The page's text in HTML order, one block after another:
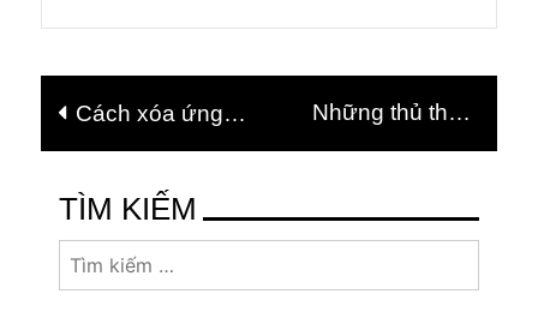
Điều
hướng
bài
viết
Cách xóa ứng
dụng không cần
thiết trên máy tính
bảng nhanh nhất
Những thủ thuật
bảo vệ máy tính
nhập
TÌM KIẾM
Tìm
kiếm